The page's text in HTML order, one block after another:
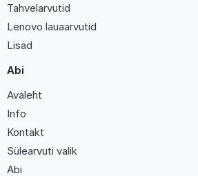
Tahvelarvutid
Lenovo lauaarvutid
Lisad
Abi
Avaleht
Info
Kontakt
Sülearvuti valik
Abi